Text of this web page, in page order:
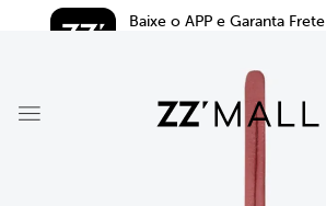
Baixe o APP e Garanta Frete